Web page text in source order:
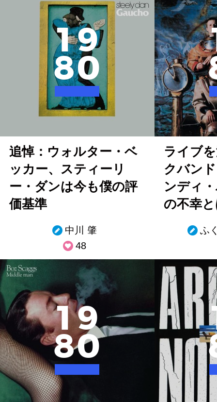
19
80
追悼：ウォルター・ベ
ッカー、スティーリ
ー・ダンは今も僕の評
価基準
中川 肇
48
ライブ
クバン
ンディ
の不幸
ふ
19
80